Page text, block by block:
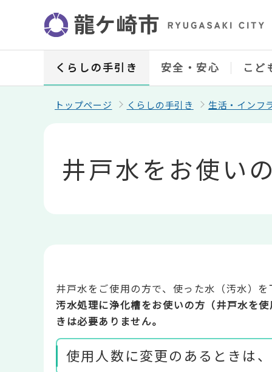
ジ
くらしの手引き 安全・安心 こど
トップページ くらしの手引き 生活・インフ
井戸水をお使い
井戸水をご使用の方で、使った水（汚水）
汚水処理に浄化槽をお使いの方（井戸水を
きは必要ありません。
使用人数に変更のあるときは